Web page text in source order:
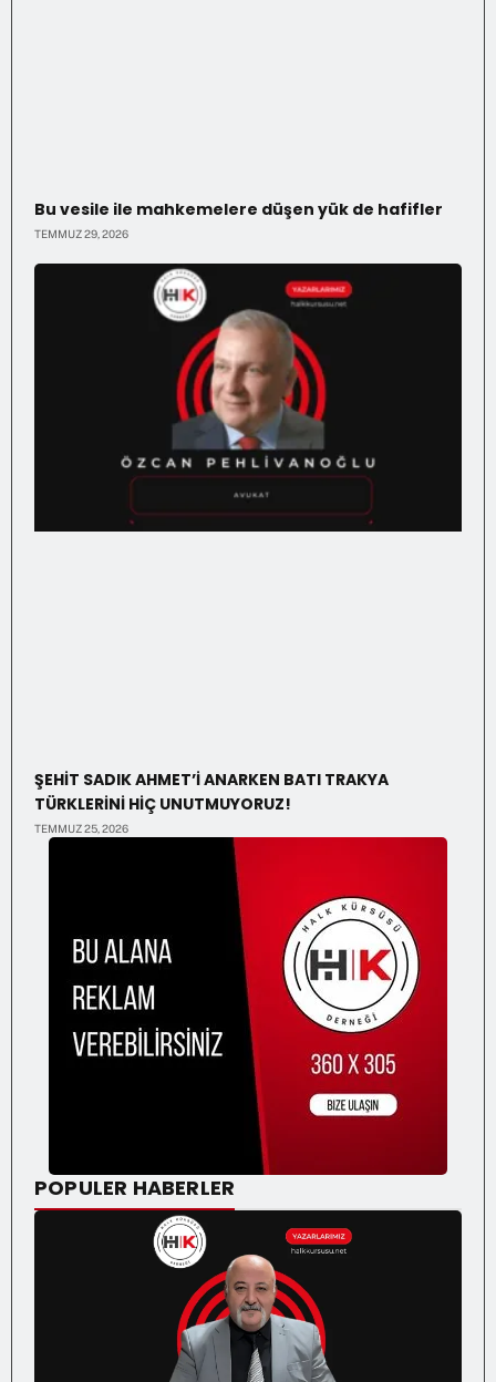
Bu vesile ile mahkemelere düşen yük de hafifler
TEMMUZ 29, 2026
ŞEHİT SADIK AHMET’İ ANARKEN BATI TRAKYA
TÜRKLERİNİ HİÇ UNUTMUYORUZ!
TEMMUZ 25, 2026
POPULER HABERLER